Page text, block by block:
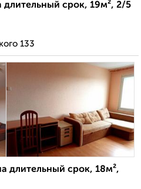
срок, 19м², 2/5
133
длительный срок, 18м²,